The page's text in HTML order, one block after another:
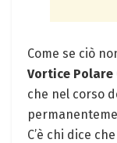
Come se ciò
Vortice Polare
che nel corso
C’è chi dice